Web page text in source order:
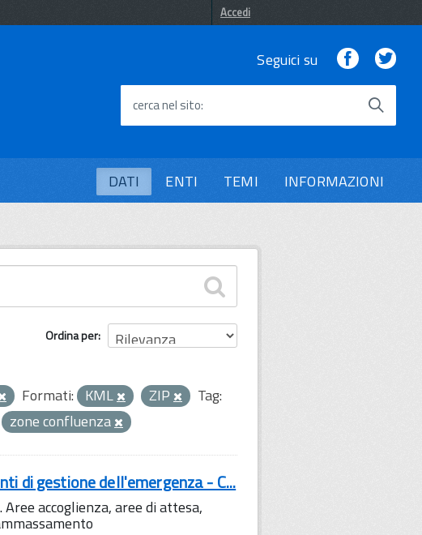
Accedi
Seguici su Facebook
cerca nel sito
DATI ENTI TEMI INFORMAZIONI
Ordina per
Formati: KML ZIP
Tag:
zone confluenza
di gestione dell'emergenza - C...
accoglienza, aree di attesa,